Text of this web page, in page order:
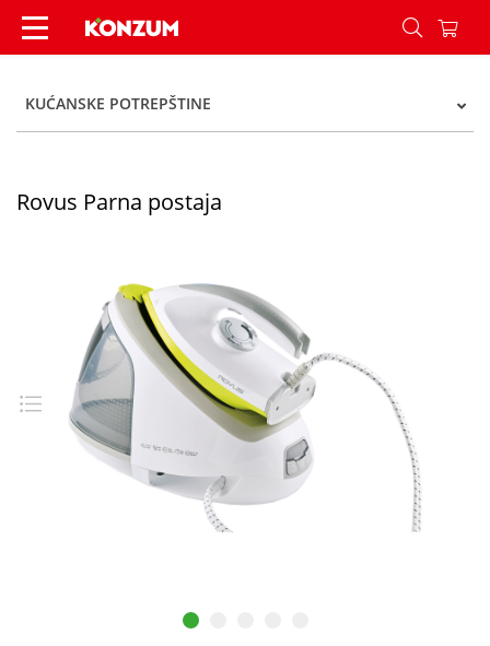
Rovus Parna postaja - Konzum
KUĆANSKE POTREPŠTINE
Rovus Parna postaja